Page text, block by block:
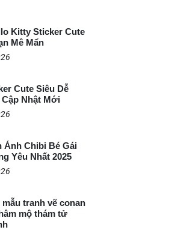
Kitty Sticker Cute
Mê Mẩn
Cute Siêu Dễ
Nhật Mới
Ảnh Chibi Bé Gái
Yêu Nhất 2025
mẫu tranh vẽ conan
mộ thám tử